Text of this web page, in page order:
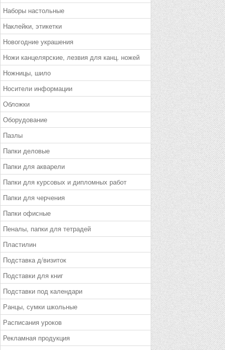
Наборы настольные
Наклейки, этикетки
Новогодние украшения
Ножи канцелярские, лезвия для канц. ножей
Ножницы, шило
Носители информации
Обложки
Оборудование
Пазлы
Папки деловые
Папки для акварели
Папки для курсовых и дипломных работ
Папки для черчения
Папки офисные
Пеналы, папки для тетрадей
Пластилин
Подставка д/визиток
Подставки для книг
Подставки под календари
Ранцы, сумки школьные
Расписания уроков
Рекламная продукция